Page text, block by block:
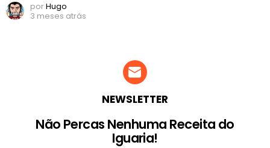
porHugo
3 meses atrás
NEWSLETTER
Não Percas Nenhuma Receita do
Iguaria!